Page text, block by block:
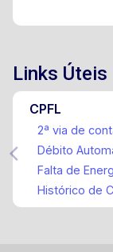
Links Úteis
CPFL
2ª via de
Débito
Falta de
Histórico de